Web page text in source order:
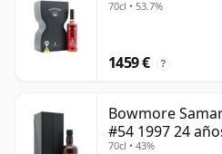
70cl • 53.7%
1459 € ?
Bowmore
#54 1997 24
70cl • 43%